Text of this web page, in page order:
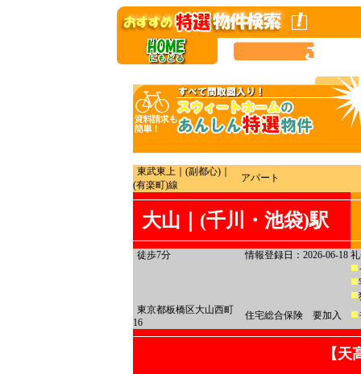
東武東上｜(副都心)｜
(有楽町)線
アパート
大山｜(千川・池袋)駅
徒歩7分 情報登録日：2026-06-18
東京都板橋区大山西町
16
住宅総合保険 要加入
【